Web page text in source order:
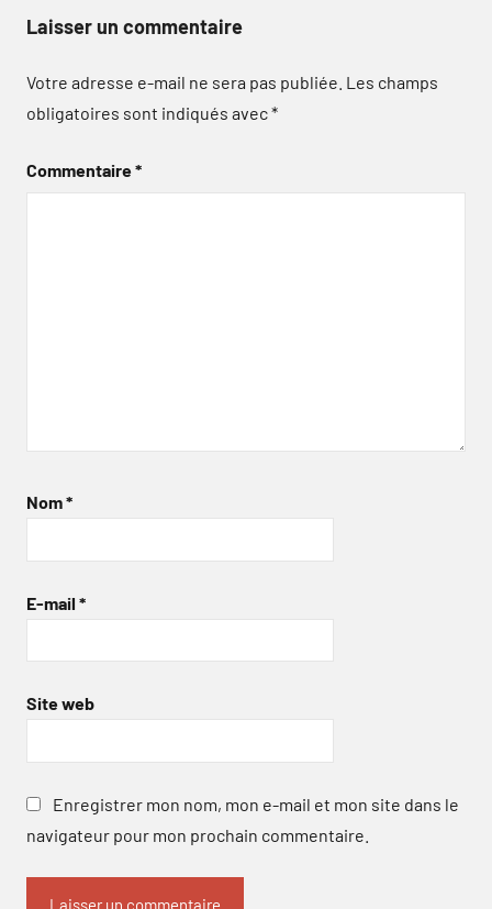
Laisser un commentaire
Votre adresse e-mail ne sera pas publiée. Les champs
obligatoires sont indiqués avec*
Commentaire*
Nom*
E-mail *
Site web
Enregistrer mon nom, mon e-mail et mon site dans le
navigateur pour mon prochain commentaire.